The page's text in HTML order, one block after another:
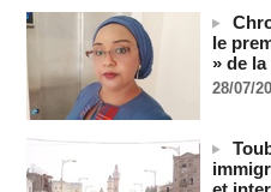
Guinée-Bissau - Première
après le sommet de la Cedeao
07/08/2026 -
Bénin: Patrice Talon élu
mois après son départ du pouvoir
07/08/2026 -
Mali-Algérie : le PM Maïga
le
» de
28/07/